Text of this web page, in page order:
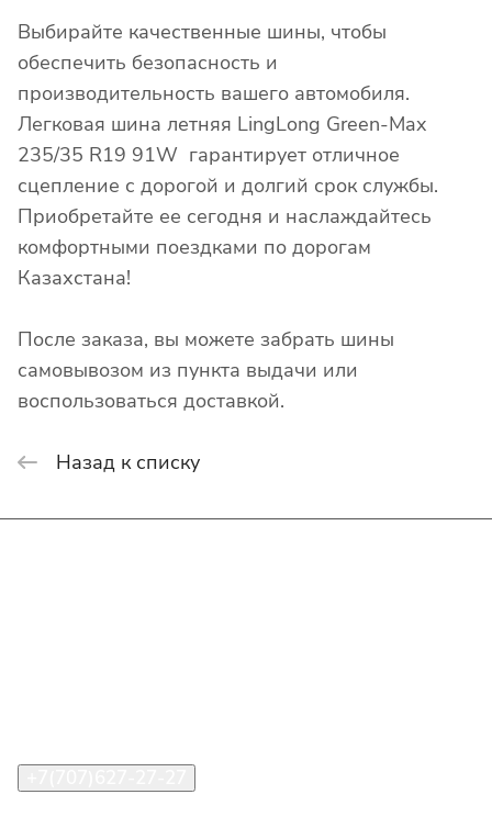
Выбирайте качественные шины, чтобы
обеспечить безопасность и
производительность вашего автомобиля.
Легковая шина летняя LingLong Green-Max
235/35 R19 91W гарантирует отличное
сцепление с дорогой и долгий срок службы.
Приобретайте ее сегодня и наслаждайтесь
комфортными поездками по дорогам
Казахстана!
После заказа, вы можете забрать шины
самовывозом из пункта выдачи или
воспользоваться доставкой.
Назад к списку